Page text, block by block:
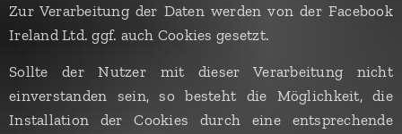
Zur Verarbeitung der Daten werden von der Facebook
Ireland Ltd. ggf. auch Cookies gesetzt.
Sollte der Nutzer mit dieser Verarbeitung nicht
einverstanden sein, so besteht die Möglichkeit, die
Installation der Cookies durch eine entsprechende